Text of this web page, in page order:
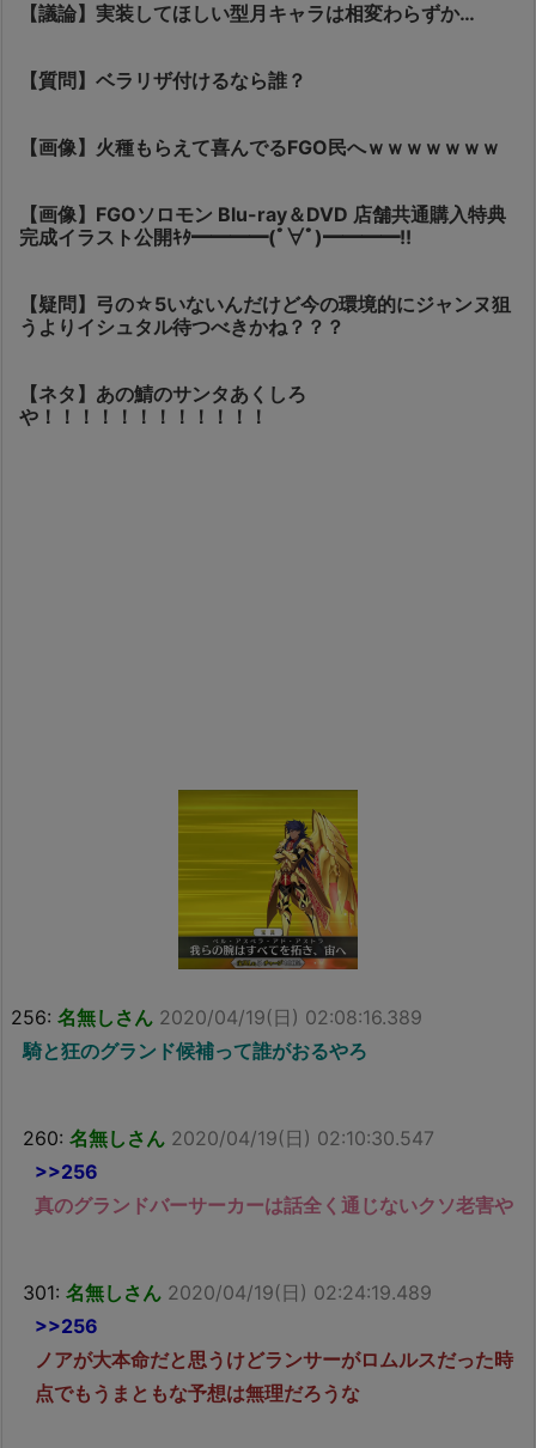
【議論】実装してほしい型月キャラは相変わらずか…
【質問】ベラリザ付けるなら誰？
【画像】火種もらえて喜んでるFGO民へｗｗｗｗｗｗｗ
【画像】FGOソロモン Blu-ray＆DVD 店舗共通購入特典
完成イラスト公開ｷﾀ━━━━(ﾟ∀ﾟ)━━━━!!
【疑問】弓の☆5いないんだけど今の環境的にジャンヌ狙
うよりイシュタル待つべきかね？？？
【ネタ】あの鯖のサンタあくしろ
や！！！！！！！！！！！！
256: 名無しさん 2020/04/19(日) 02:08:16.389
騎と狂のグランド候補って誰がおるやろ
260: 名無しさん 2020/04/19(日) 02:10:30.547
>>256
真のグランドバーサーカーは話全く通じないクソ老害や
301: 名無しさん 2020/04/19(日) 02:24:19.489
>>256
ノアが大本命だと思うけどランサーがロムルスだった時
点でもうまともな予想は無理だろうな